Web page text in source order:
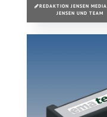
REDAKTION JENSEN
JENSEN UND TEAM